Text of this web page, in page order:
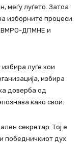
меѓу луѓето. Затоа
изборните процеси
ВМРО-ДПМНЕ и
луѓе кои
избира
доверба од
како свои.
секретар. Тој е
победничкиот дух